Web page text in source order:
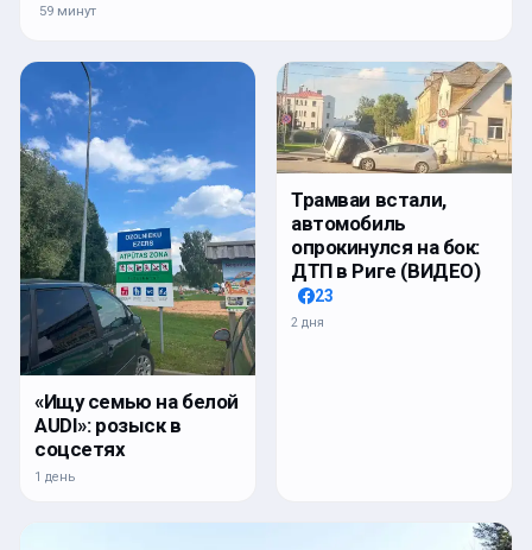
59 минут
«Ищу семью на белой
AUDI»: розыск в
соцсетях
1 день
Трамваи встали,
автомобиль
опрокинулся на бок:
ДТП в Риге (ВИДЕО)
23
2 дня